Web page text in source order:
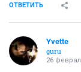
ОТВЕТИТЬ
Yvette
guru
26